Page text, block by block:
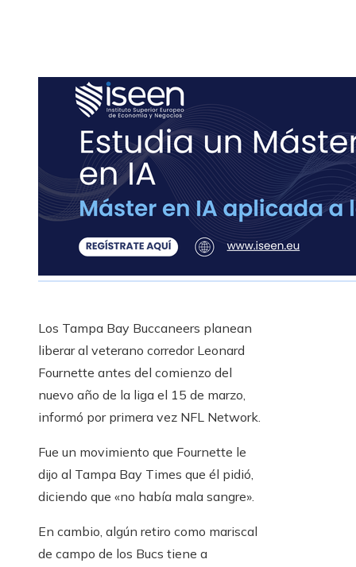
Los Tampa Bay Buccaneers planean
liberar al veterano corredor Leonard
Fournette antes del comienzo del
nuevo año de la liga el 15 de marzo,
informó por primera vez NFL Network.
Fue un movimiento que Fournette le
dijo al Tampa Bay Times que él pidió,
diciendo que «no había mala sangre».
En cambio, algún retiro como mariscal
de campo de los Bucs tiene a